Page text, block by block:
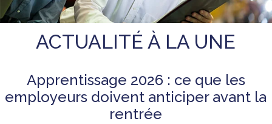
ACTUALITÉ À LA UNE
Apprentissage 2026 : ce que les
employeurs doivent anticiper avant la
rentrée